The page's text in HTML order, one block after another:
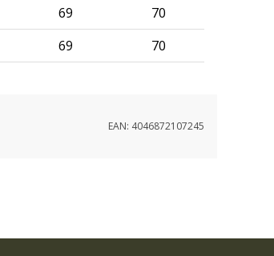
69
70
69 70
EAN: 4046872107245